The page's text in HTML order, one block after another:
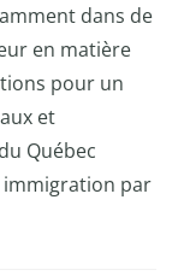
dans de
en matière
pour un
et
Québec
immigration par